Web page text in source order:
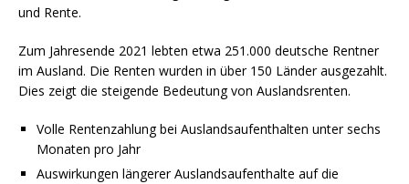
und Rente.
Zum Jahresende 2021 lebten etwa 251.000 deutsche Rentner
im Ausland. Die Renten wurden in über 150 Länder ausgezahlt.
Dies zeigt die steigende Bedeutung von Auslandsrenten.
Volle Rentenzahlung bei Auslandsaufenthalten unter sechs
Monaten pro Jahr
Auswirkungen längerer Auslandsaufenthalte auf die